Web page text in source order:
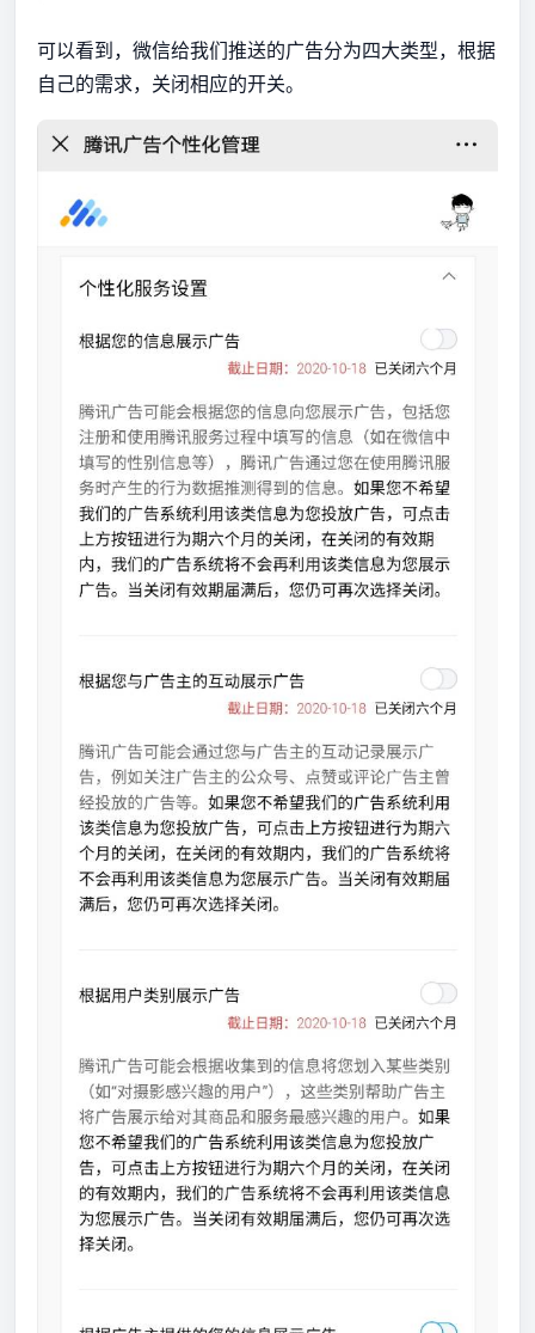
可以看到，微信给我们推送的广告分为四大类型，根据
自己的需求，关闭相应的开关。